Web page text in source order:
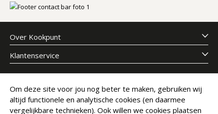
Over Kookpunt
Klantenservice
Meld je aan voor onze nieuwsbrief
E-mailadres
Abonneer
Om deze site voor jou nog beter te maken, gebruiken wij
altijd functionele en analytische cookies (en daarmee
vergelijkbare technieken). Ook willen we cookies plaatsen